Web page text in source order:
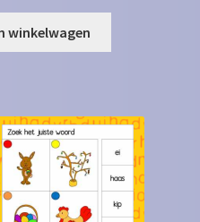
winkelwagen